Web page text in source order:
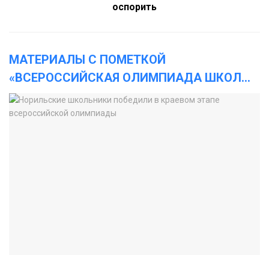
оспорить
МАТЕРИАЛЫ С ПОМЕТКОЙ
«ВСЕРОССИЙСКАЯ ОЛИМПИАДА ШКОЛ...